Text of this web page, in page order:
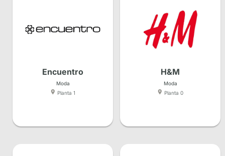
Encuentro
Moda
Planta 1
H&M
Moda
Planta 0